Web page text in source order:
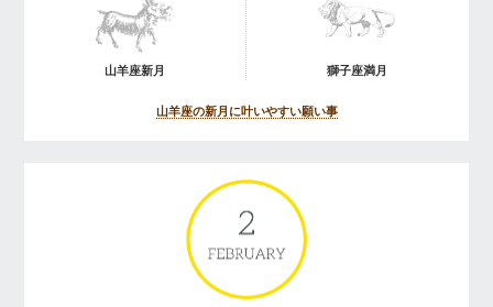
山羊座新月 獅子座満月
山羊座の新月に叶いやすい願い事